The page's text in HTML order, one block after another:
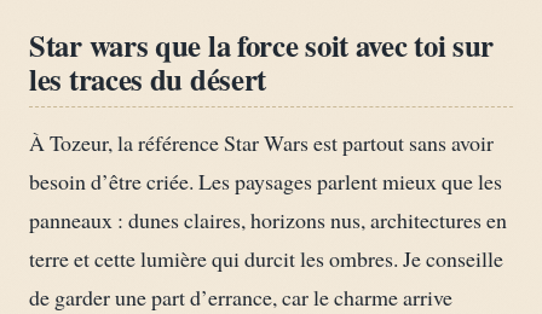
Star wars que la force soit avec toi sur
les traces du désert
À Tozeur, la référence Star Wars est partout sans avoir
besoin d’être criée. Les paysages parlent mieux que les
panneaux : dunes claires, horizons nus, architectures en
terre et cette lumière qui durcit les ombres. Je conseille
de garder une part d’errance, car le charme arrive